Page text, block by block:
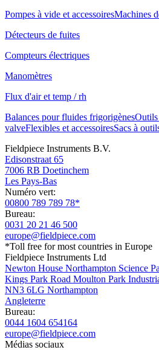
Pompes à vide et accessoiresMachines
Détecteurs de fuites
Compteurs électriques
Manomètres
Flux d'air et temp / rh
Balances pour fluides frigorigènesOutils
valveFlexibles et accessoiresSacs à
Fieldpiece Instruments B.V.
Edisonstraat 65
7006 RB Doetinchem
Les Pays-Bas
Numéro vert:
00800 789 789 78*
Bureau:
0031 20 21 46 500
europe@fieldpiece.com
*Toll free for most countries in Europe
Fieldpiece Instruments Ltd
Newton House Northampton Science
Kings Park Road Moulton Park
NN3 6LG Northampton
Angleterre
Bureau:
0044 1604 654164
europe@fieldpiece.com
Médias sociaux